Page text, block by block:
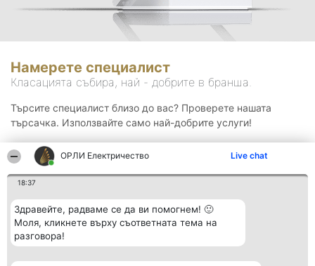
ОРЛИ Електричество Live chat
18:37
Здравейте, радваме се да ви помогнем! 🙂
Моля, кликнете върху съответната тема на
разговора!
Намерете специалист
Класацията събира, най - добрите в бранша.
Търсите специалист близо до вас? Проверете нашата
търсачка. Използвайте само най-добрите услуги!